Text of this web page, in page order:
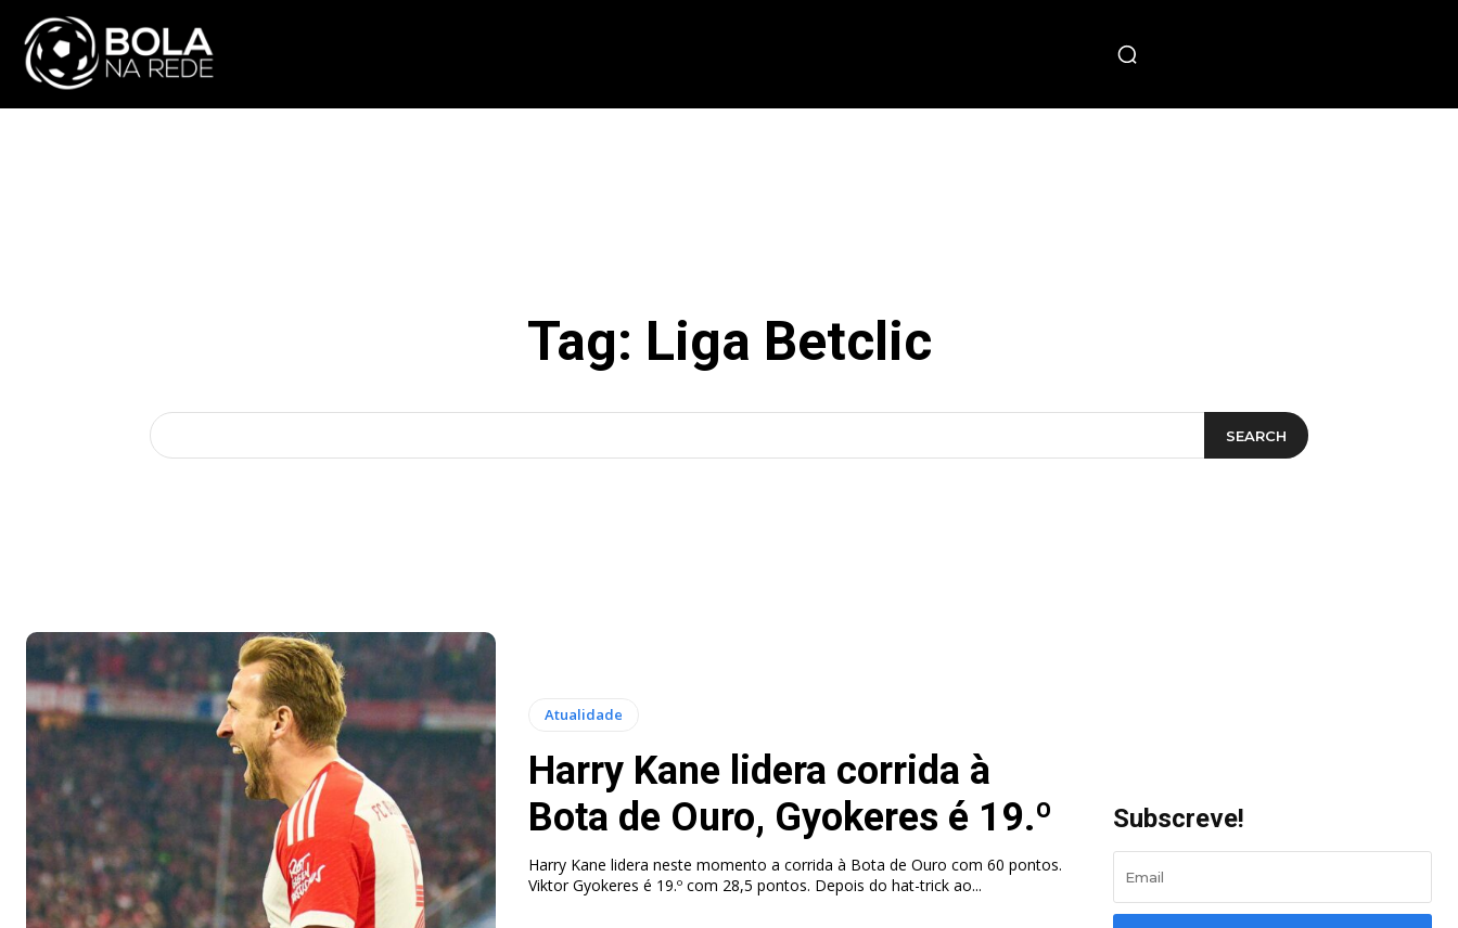
Tag: Liga Betclic
SEARCH
Atualidade
Harry Kane lidera corrida à
Bota de Ouro, Gyokeres é 19.º
Harry Kane lidera neste momento a corrida à Bota de Ouro com 60 pontos.
Viktor Gyokeres é 19.º com 28,5 pontos. Depois do hat-trick ao...
Subscreve!